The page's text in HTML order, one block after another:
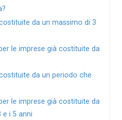
da un massimo di 3
le imprese già costituite da
da un periodo che
le imprese già costituite da
e i 5 anni